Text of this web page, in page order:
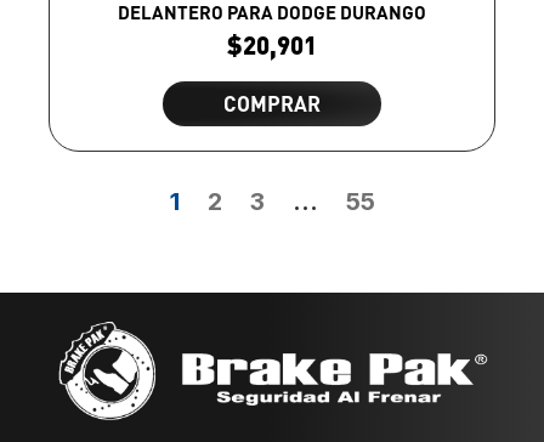
DELANTERO PARA DODGE DURANGO
$20,901
COMPRAR
1 2 3 … 55